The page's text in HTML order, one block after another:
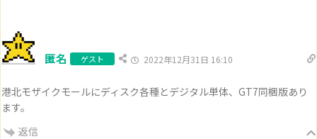
匿名 ゲスト 2022年12月31日 16:10
港北モザイクモールにディスク各種とデジタル単体、GT7同梱版あり
ます。
返信